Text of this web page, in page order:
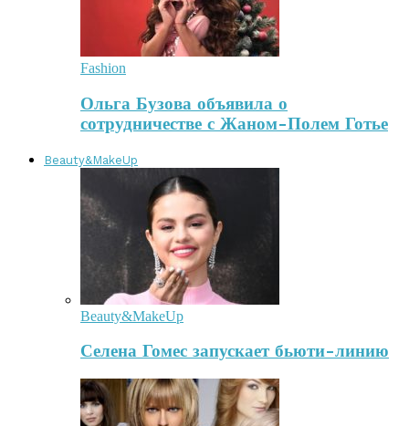
Fashion
Ольга Бузова объявила о
сотрудничестве с Жаном-Полем Готье
Beauty&MakeUp
Beauty&MakeUp
Селена Гомес запускает бьюти-линию